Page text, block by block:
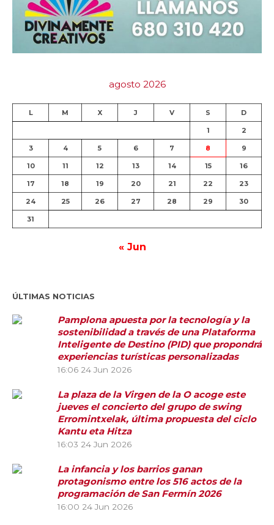
agosto 2026
L M X J V S D
1 2
3 4 5 6 7 8 9
10 11 12 13 14 15 16
17 18 19 20 21 22 23
24 25 26 27 28 29 30
31
« Jun
ÚLTIMAS NOTICIAS
Pamplona apuesta por la tecnología y la
sostenibilidad a través de una Plataforma
Inteligente de Destino (PID) que propondrá
experiencias turísticas personalizadas
16:06 24 Jun 2026
La plaza de la Virgen de la O acoge este
jueves el concierto del grupo de swing
Erromintxelak, última propuesta del ciclo
Kantu eta Hitza
16:03 24 Jun 2026
La infancia y los barrios ganan
protagonismo entre los 516 actos de la
programación de San Fermín 2026
16:00 24 Jun 2026